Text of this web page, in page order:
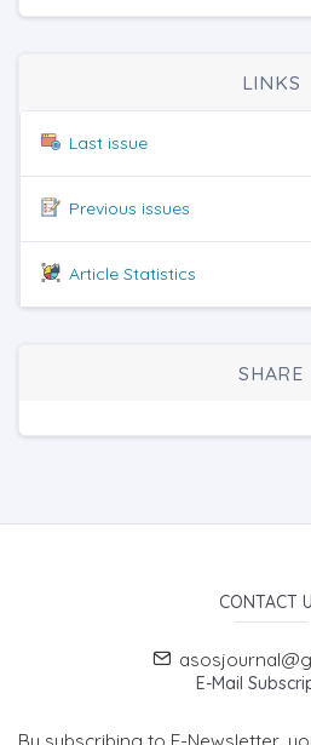
LINKS
Last issue
Previous issues
Article Statistics
SHARE
CONTACT
E-Mail
By subscribing to E-Newsletter,